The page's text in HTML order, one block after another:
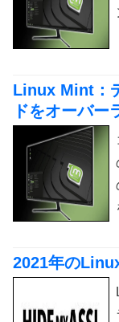
Linux Mint：
ドをオーバー
2021年の